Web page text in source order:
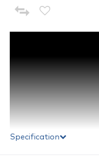
Specification